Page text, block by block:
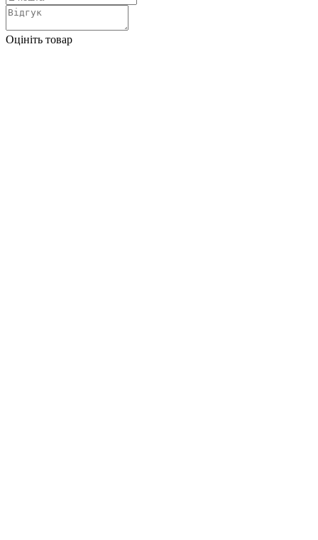
Оцініть товар